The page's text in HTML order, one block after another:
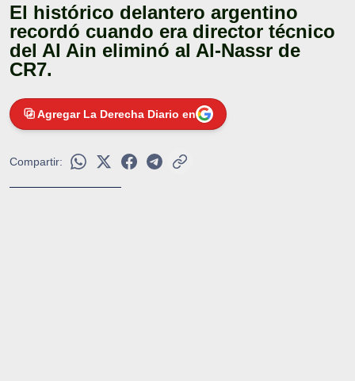
El histórico delantero argentino
recordó cuando era director técnico
del Al Ain eliminó al Al-Nassr de
CR7.
Agregar La Derecha Diario en
Compartir: